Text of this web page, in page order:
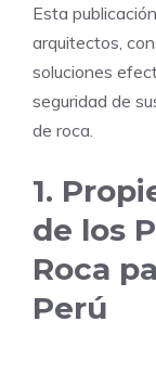
Esta
arquitectos,
soluciones
seguridad de
de roca.
1.
de los
Roca
Perú